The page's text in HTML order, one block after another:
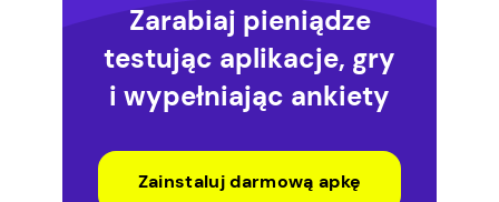
Zarabiaj pieniądze
testując aplikacje, gry
i wypełniając ankiety
Zainstaluj darmową apkę